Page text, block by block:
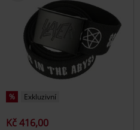
% Exkluzivní
Kč 416,00